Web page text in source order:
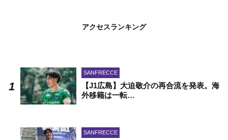
アクセスランキング
SANFRECCE
【J1広島】大迫敬介の再合流を発表。海
外移籍は一転…
SANFRECCE